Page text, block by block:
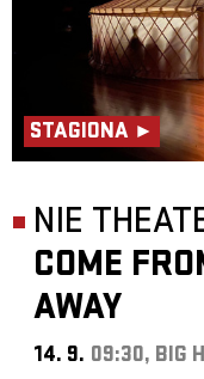
STAGIONA ►
NIE
COME
AWAY
14. 9. 09:30, BIG